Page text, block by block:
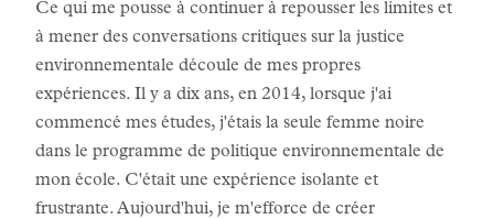
Ce qui me pousse à continuer à repousser les limites et
à mener des conversations critiques sur la justice
environnementale découle de mes propres
expériences. Il y a dix ans, en 2014, lorsque j'ai
commencé mes études, j'étais la seule femme noire
dans le programme de politique environnementale de
mon école. C'était une expérience isolante et
frustrante. Aujourd'hui, je m'efforce de créer